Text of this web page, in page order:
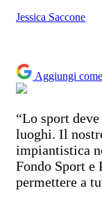
Jessica Saccone
Aggiungi
“Lo sport
luoghi. Il
impiantistica
Fondo Sport e
permettere a